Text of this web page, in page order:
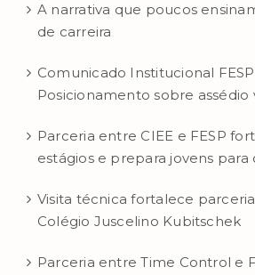
A narrativa que poucos
de carreira
Comunicado Institucional
Posicionamento sobre
Parceria entre CIEE e FESP
estágios e prepara jovens para
Visita técnica fortalece
Colégio Juscelino Kubitschek
Parceria entre Time Control e